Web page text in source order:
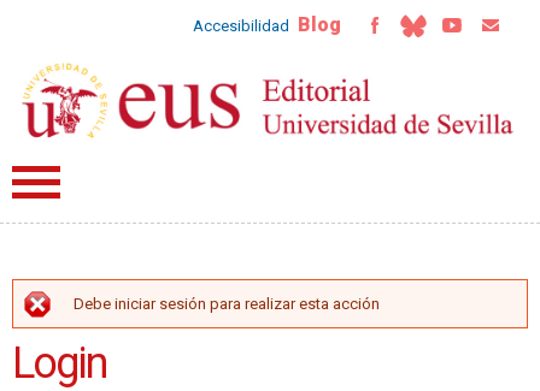
Accesibilidad Blog
MENSAJE DE ERROR
Debe iniciar sesión para realizar esta acción
Login